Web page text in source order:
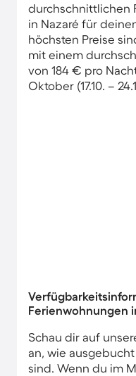
durchschnittlichen
in Nazaré für
höchsten Preise
mit einem
von 184 € pro
Oktober (17.10. –
Ferienwohnungen
Schau dir auf
an, wie
sind. Wenn du im